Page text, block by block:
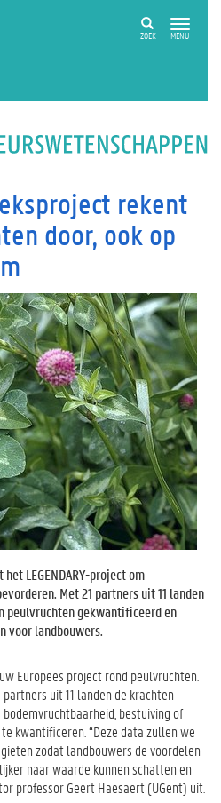
ZOEK MENU
rekent
door, ook op
LEGENDARY-project om
Met 21 partners uit 11 landen
peulvruchten gekwantificeerd en
voor landbouwers.
Europees project rond peulvruchten.
uit 11 landen de krachten
bestuiving of
kwantificeren. “Deze data zullen we
zodat landbouwers de voordelen
naar waarde kunnen schatten en
professor Geert Haesaert (UGent) uit.